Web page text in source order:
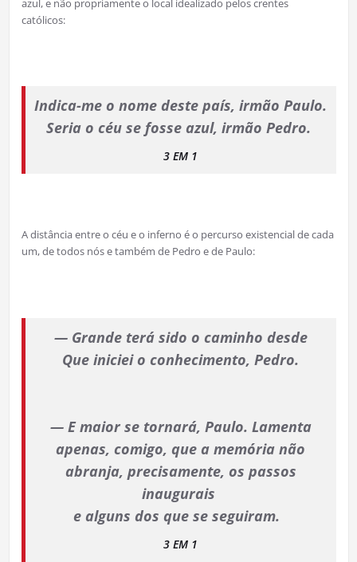
azul, e não propriamente o local idealizado pelos crentes
católicos:
Indica-me o nome deste país, irmão Paulo.
Seria o céu se fosse azul, irmão Pedro.
3 EM 1
A distância entre o céu e o inferno é o percurso existencial de cada
um, de todos nós e também de Pedro e de Paulo:
— Grande terá sido o caminho desde
Que iniciei o conhecimento, Pedro.
— E maior se tornará, Paulo. Lamenta
apenas, comigo, que a memória não
abranja, precisamente, os passos
inaugurais
e alguns dos que se seguiram.
3 EM 1